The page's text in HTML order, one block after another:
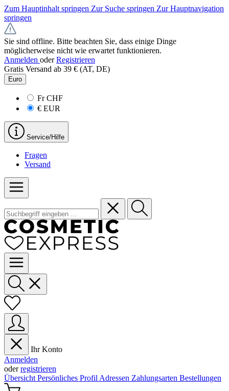
Zum Hauptinhalt springen Zur Suche springen Zur Hauptnavigation
springen
Sie sind offline. Bitte beachten Sie, dass einige Dinge
möglicherweise nicht wie erwartet funktionieren.
Anmelden oder Registrieren
Gratis Versand ab 39 € (AT, DE)
Euro
FrCHF
€ EUR
Service/Hilfe
Fragen
Versand
Ihr Konto
Anmelden
oderregistrieren
Übersicht Persönliches Profil Adressen Zahlungsarten Bestellungen